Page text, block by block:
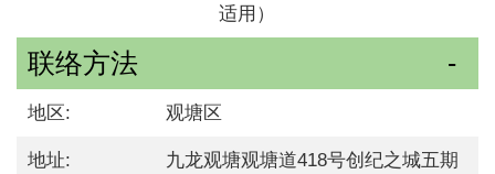
适用）
联络方法
地区: 观塘区
地址:
九龙观塘观塘道418号创纪之城五期